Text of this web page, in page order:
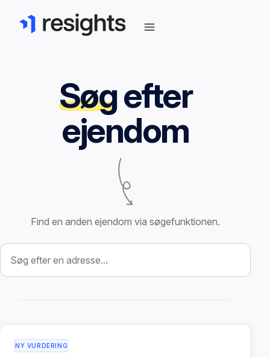
Søgefter
ejendom
Find en anden ejendom via søgefunktionen.
Søg efter ejendom
NY VURDERING